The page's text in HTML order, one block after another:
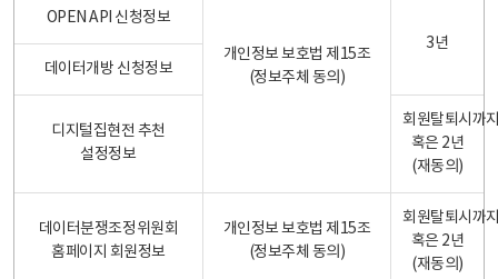
개인정보 보호법 제15조
(정보주체 동의)
OPEN API 신청정보
3년
데이터개방 신청정보
디지털집현전 추천
설정정보
회원탈퇴시까
혹은 2년
(재동의)
데이터분쟁조정위원회
홈페이지 회원정보
개인정보 보호법 제15조
(정보주체 동의)
회원탈퇴시까
혹은 2년
(재동의)